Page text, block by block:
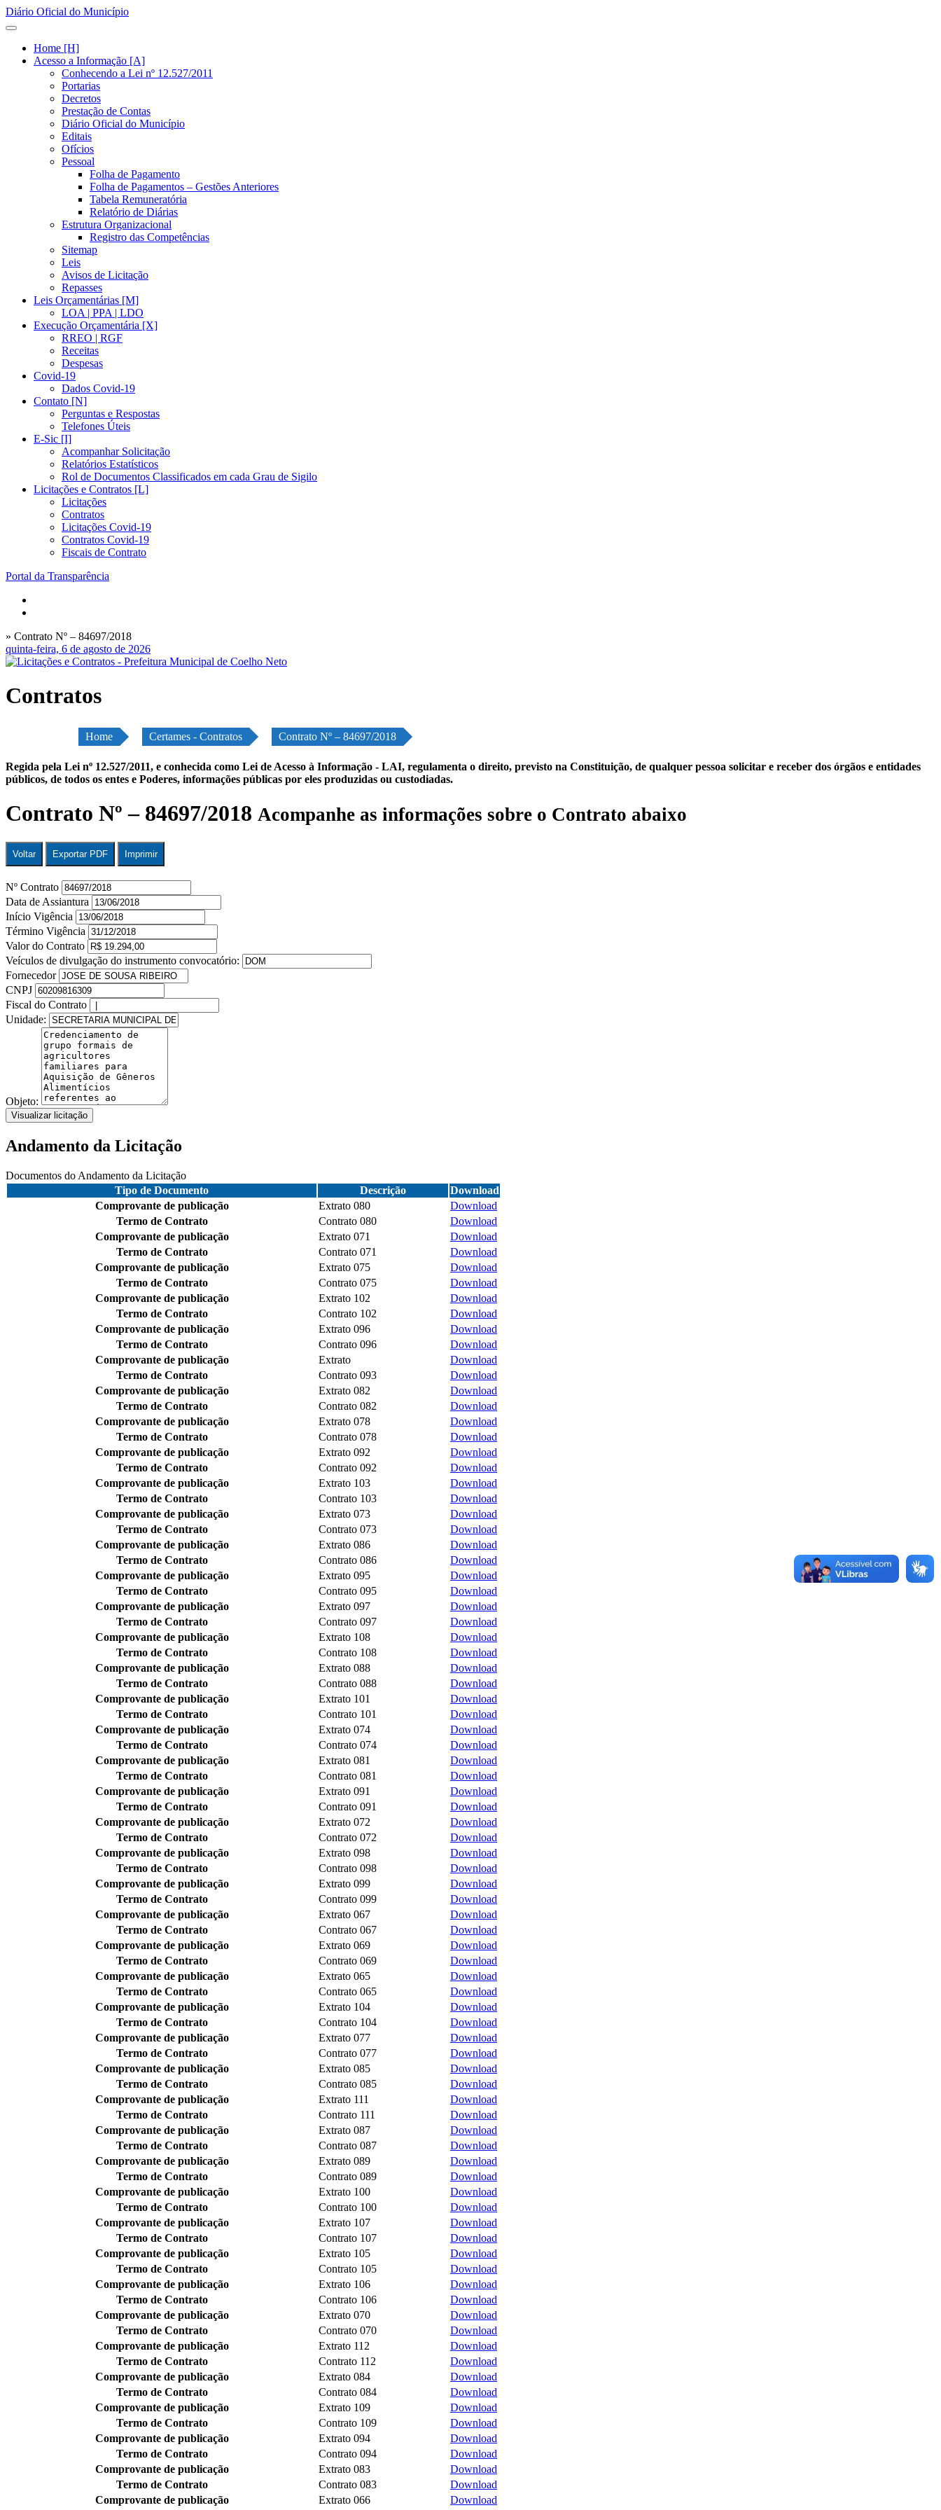
Diário Oficial do Município
Home [H]
Acesso a Informação [A]
Conhecendo a Lei nº 12.527/2011
Portarias
Decretos
Prestação de Contas
Diário Oficial do Município
Editais
Ofícios
Pessoal
Folha de Pagamento
Folha de Pagamentos – Gestões Anteriores
Tabela Remuneratória
Relatório de Diárias
Estrutura Organizacional
Registro das Competências
Sitemap
Leis
Avisos de Licitação
Repasses
Leis Orçamentárias [M]
LOA | PPA | LDO
Execução Orçamentária [X]
RREO | RGF
Receitas
Despesas
Covid-19
Dados Covid-19
Contato [N]
Perguntas e Respostas
Telefones Úteis
E-Sic [I]
Acompanhar Solicitação
Relatórios Estatísticos
Rol de Documentos Classificados em cada Grau de Sigilo
Licitações e Contratos [L]
Licitações
Contratos
Licitações Covid-19
Contratos Covid-19
Fiscais de Contrato
Portal da Transparência
» Contrato Nº – 84697/2018
quinta-feira, 6 de agosto de 2026
Contratos
Home Certames - Contratos Contrato Nº – 84697/2018
Regida pela Lei nº 12.527/2011, e conhecida como Lei de Acesso à Informação - LAI, regulamenta o direito, previsto na Constituição, de qualquer pessoa solicitar e receber dos órgãos e entidades
públicos, de todos os entes e Poderes, informações públicas por eles produzidas ou custodiadas.
Contrato Nº – 84697/2018 Acompanhe as informações sobre o Contrato abaixo
Voltar Exportar PDF Imprimir
Nº Contrato
Data de Assiantura
Início Vigência
Término Vigência
Valor do Contrato
Veículos de divulgação do instrumento convocatório:
Fornecedor
CNPJ
Fiscal do Contrato
Unidade:
Objeto:
Visualizar licitação
Andamento da Licitação
Documentos do Andamento da Licitação
Tipo de Documento
Descrição
Download
Comprovante de publicação
Extrato 080
Download
Termo de Contrato
Contrato 080
Download
Comprovante de publicação
Extrato 071
Download
Termo de Contrato
Contrato 071
Download
Comprovante de publicação
Extrato 075
Download
Termo de Contrato
Contrato 075
Download
Comprovante de publicação
Extrato 102
Download
Termo de Contrato
Contrato 102
Download
Comprovante de publicação
Extrato 096
Download
Termo de Contrato
Contrato 096
Download
Comprovante de publicação
Extrato
Download
Termo de Contrato
Contrato 093
Download
Comprovante de publicação
Extrato 082
Download
Termo de Contrato
Contrato 082
Download
Comprovante de publicação
Extrato 078
Download
Termo de Contrato
Contrato 078
Download
Comprovante de publicação
Extrato 092
Download
Termo de Contrato
Contrato 092
Download
Comprovante de publicação
Extrato 103
Download
Termo de Contrato
Contrato 103
Download
Comprovante de publicação
Extrato 073
Download
Termo de Contrato
Contrato 073
Download
Comprovante de publicação
Extrato 086
Download
Termo de Contrato
Contrato 086
Download
Comprovante de publicação
Extrato 095
Download
Termo de Contrato
Contrato 095
Download
Comprovante de publicação
Extrato 097
Download
Termo de Contrato
Contrato 097
Download
Comprovante de publicação
Extrato 108
Download
Termo de Contrato
Contrato 108
Download
Comprovante de publicação
Extrato 088
Download
Termo de Contrato
Contrato 088
Download
Comprovante de publicação
Extrato 101
Download
Termo de Contrato
Contrato 101
Download
Comprovante de publicação
Extrato 074
Download
Termo de Contrato
Contrato 074
Download
Comprovante de publicação
Extrato 081
Download
Termo de Contrato
Contrato 081
Download
Comprovante de publicação
Extrato 091
Download
Termo de Contrato
Contrato 091
Download
Comprovante de publicação
Extrato 072
Download
Termo de Contrato
Contrato 072
Download
Comprovante de publicação
Extrato 098
Download
Termo de Contrato
Contrato 098
Download
Comprovante de publicação
Extrato 099
Download
Termo de Contrato
Contrato 099
Download
Comprovante de publicação
Extrato 067
Download
Termo de Contrato
Contrato 067
Download
Comprovante de publicação
Extrato 069
Download
Termo de Contrato
Contrato 069
Download
Comprovante de publicação
Extrato 065
Download
Termo de Contrato
Contrato 065
Download
Comprovante de publicação
Extrato 104
Download
Termo de Contrato
Contrato 104
Download
Comprovante de publicação
Extrato 077
Download
Termo de Contrato
Contrato 077
Download
Comprovante de publicação
Extrato 085
Download
Termo de Contrato
Contrato 085
Download
Comprovante de publicação
Extrato 111
Download
Termo de Contrato
Contrato 111
Download
Comprovante de publicação
Extrato 087
Download
Termo de Contrato
Contrato 087
Download
Comprovante de publicação
Extrato 089
Download
Termo de Contrato
Contrato 089
Download
Comprovante de publicação
Extrato 100
Download
Termo de Contrato
Contrato 100
Download
Comprovante de publicação
Extrato 107
Download
Termo de Contrato
Contrato 107
Download
Comprovante de publicação
Extrato 105
Download
Termo de Contrato
Contrato 105
Download
Comprovante de publicação
Extrato 106
Download
Termo de Contrato
Contrato 106
Download
Comprovante de publicação
Extrato 070
Download
Termo de Contrato
Contrato 070
Download
Comprovante de publicação
Extrato 112
Download
Termo de Contrato
Contrato 112
Download
Comprovante de publicação
Extrato 084
Download
Termo de Contrato
Contrato 084
Download
Comprovante de publicação
Extrato 109
Download
Termo de Contrato
Contrato 109
Download
Comprovante de publicação
Extrato 094
Download
Termo de Contrato
Contrato 094
Download
Comprovante de publicação
Extrato 083
Download
Termo de Contrato
Contrato 083
Download
Comprovante de publicação
Extrato 066
Download